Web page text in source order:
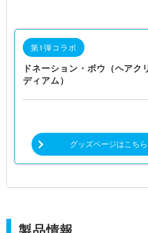
第1弾コラボ
ドネーション・ボウ（ヘアク
ディアム）
グッズページはこちら